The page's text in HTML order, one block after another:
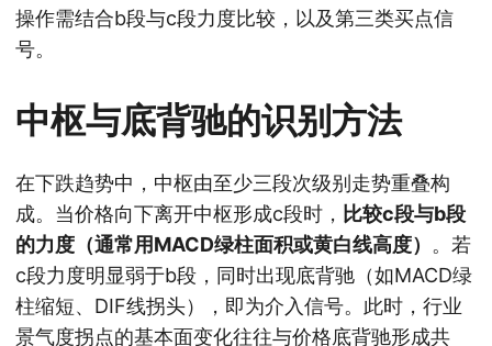
操作需结合b段与c段力度比较，以及第三类买点信
号。
中枢与底背驰的识别方法
在下跌趋势中，中枢由至少三段次级别走势重叠构
成。当价格向下离开中枢形成c段时， 比较c段与b段
的力度（通常用MACD绿柱面积或黄白线高度） 。若
c段力度明显弱于b段，同时出现底背驰（如MACD绿
柱缩短、DIF线拐头），即为介入信号。此时，行业
景气度拐点的基本面变化往往与价格底背驰形成共